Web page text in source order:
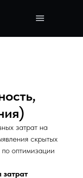
затрат на
скрытых
оптимизации